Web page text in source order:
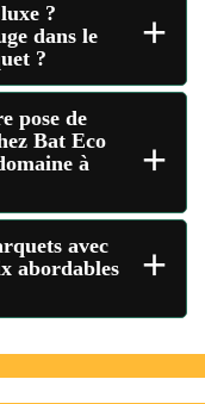
?
dans le
?
+
pose de
Bat Eco
à
+
avec
abordables
+